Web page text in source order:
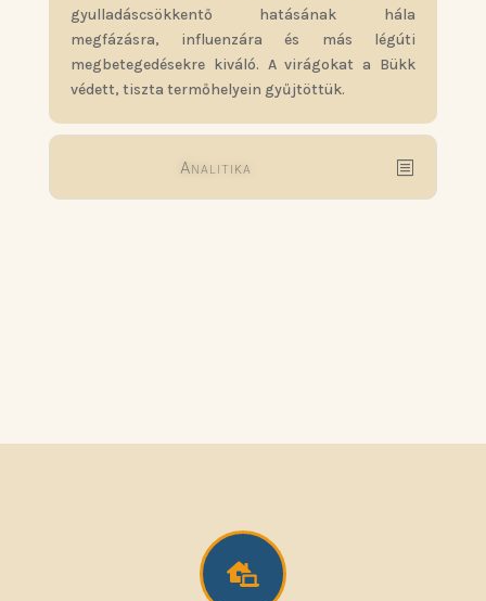
gyulladáscsökkentő hatásának hála
megfázásra, influenzára és más légúti
megbetegedésekre kiváló. A virágokat a Bükk
védett, tiszta termőhelyein gyűjtöttük.
Analitika
